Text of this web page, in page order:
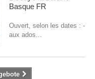
Basque FR
Ouvert, selon les dates : -
aux ados...